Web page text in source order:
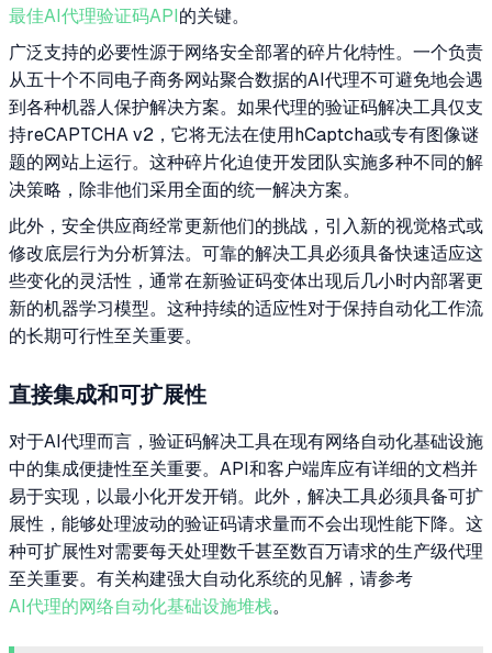
最佳AI代理验证码API的关键。
广泛支持的必要性源于网络安全部署的碎片化特性。一个负责
从五十个不同电子商务网站聚合数据的AI代理不可避免地会遇
到各种机器人保护解决方案。如果代理的验证码解决工具仅支
持reCAPTCHA v2，它将无法在使用hCaptcha或专有图像谜
题的网站上运行。这种碎片化迫使开发团队实施多种不同的解
决策略，除非他们采用全面的统一解决方案。
此外，安全供应商经常更新他们的挑战，引入新的视觉格式或
修改底层行为分析算法。可靠的解决工具必须具备快速适应这
些变化的灵活性，通常在新验证码变体出现后几小时内部署更
新的机器学习模型。这种持续的适应性对于保持自动化工作流
的长期可行性至关重要。
直接集成和可扩展性
对于AI代理而言，验证码解决工具在现有网络自动化基础设施
中的集成便捷性至关重要。API和客户端库应有详细的文档并
易于实现，以最小化开发开销。此外，解决工具必须具备可扩
展性，能够处理波动的验证码请求量而不会出现性能下降。这
种可扩展性对需要每天处理数千甚至数百万请求的生产级代理
至关重要。有关构建强大自动化系统的见解，请参考
AI代理的网络自动化基础设施堆栈。